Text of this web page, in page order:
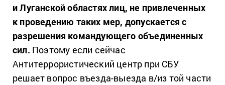
и Луганской областях лиц, не привлеченных
к проведению таких мер, допускается с
разрешения командующего объединенных
сил. Поэтому если сейчас
Антитеррористический центр при СБУ
решает вопрос въезда-выезда в/из той части